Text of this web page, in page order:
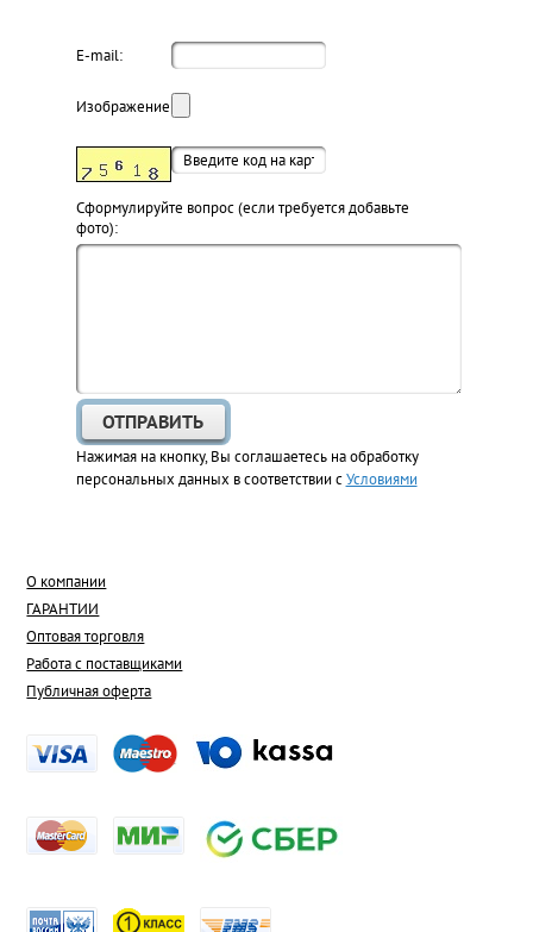
E-mail:
Изображение:
Cформулируйте вопрос (если требуется добавьте
фото):
Нажимая на кнопку, Вы соглашаетесь на обработку
персональных данных в соответствии сУсловиями
О компании
ГАРАНТИИ
Оптовая торговля
Работа с поставщиками
Публичная оферта